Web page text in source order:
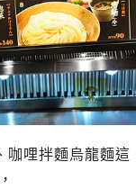
咖哩拌麵烏龍麵這